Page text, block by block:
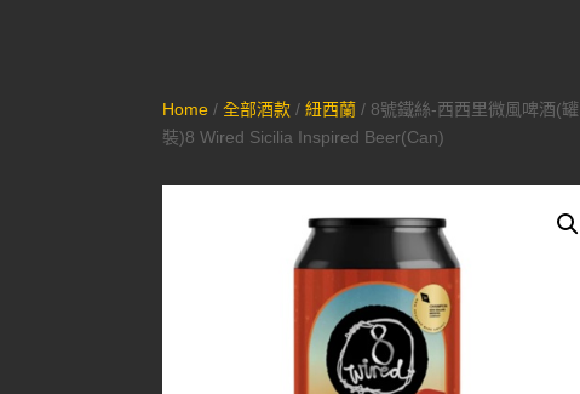
Home /全部酒款 /紐西蘭 / 8號鐵絲-西西里微風啤酒(罐
裝)8 Wired Sicilia Inspired Beer(Can)